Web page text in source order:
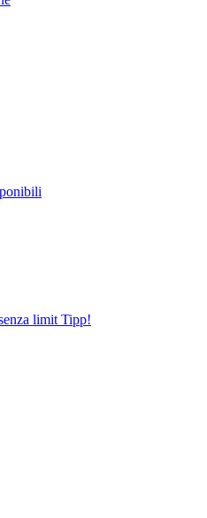
limit Tipp!